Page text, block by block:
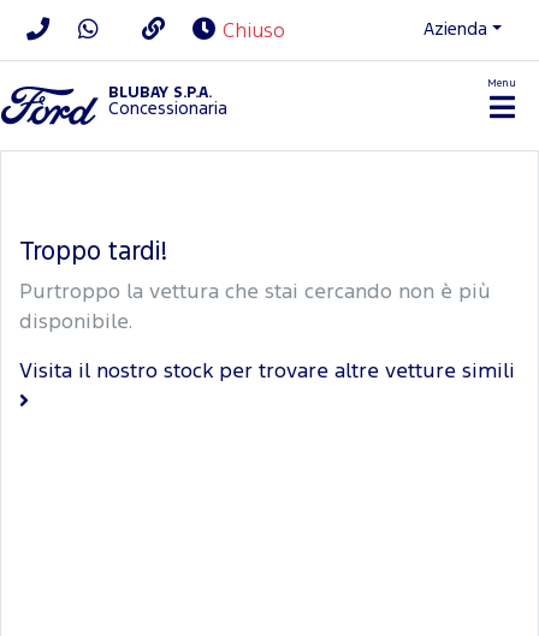
Chiuso Azienda
BLUBAY S.P.A.
Concessionaria
Menu
Troppo tardi!
Purtroppo la vettura che stai cercando non è più
disponibile.
Visita il nostro stock per trovare altre vetture simili